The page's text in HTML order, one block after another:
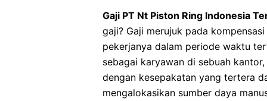
Gaji PT Nt Piston Ring Indonesia
gaji? Gaji merujuk pada
pekerjanya dalam periode waktu
sebagai karyawan di sebuah
dengan kesepakatan yang tertera
mengalokasikan sumber daya